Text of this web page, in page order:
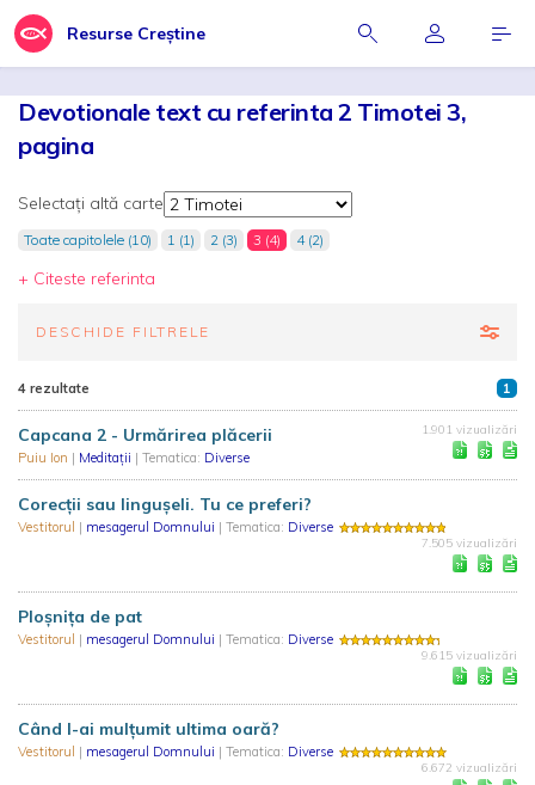
Resurse Creștine
Devotionale text cu referinta 2 Timotei 3,
pagina
Selectați altă carte
Toate capitolele (10) 1 (1) 2 (3) 3 (4) 4 (2)
+ Citeste referinta
DESCHIDE FILTRELE
4 rezultate 1
Capcana 2 - Urmărirea plăcerii
Puiu Ion | Meditații | Tematica: Diverse
1.901 vizualizări
Corecții sau lingușeli. Tu ce preferi?
Vestitorul | mesagerul Domnului | Tematica: Diverse
7.505 vizualizări
Ploșnița de pat
Vestitorul | mesagerul Domnului | Tematica: Diverse
9.615 vizualizări
Când I-ai mulțumit ultima oară?
Vestitorul | mesagerul Domnului | Tematica: Diverse
6.672 vizualizări